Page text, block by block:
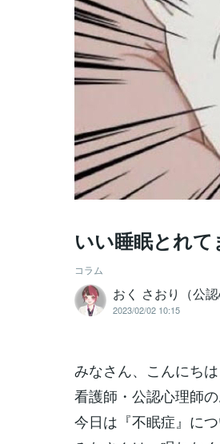
いい睡眠とれて
コラム
おく さおり（公
2023/02/02 10:15
みなさん、こんにちは
看護師・公認心理師
今日は『不眠症』に